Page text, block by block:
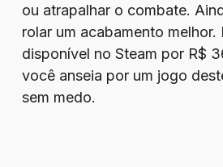
ou atrapalhar o combate.
rolar um acabamento melhor.
disponível no Steam por R$
você anseia por um jogo
sem medo.